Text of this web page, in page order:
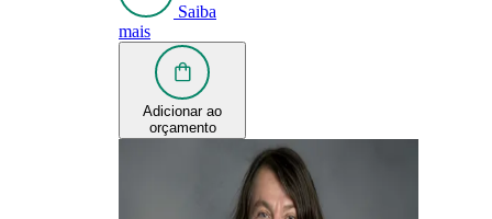
Saiba
mais
Adicionar ao
orçamento